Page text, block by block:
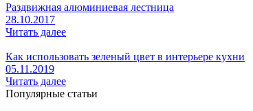
Раздвижная алюминиевая лестница
28.10.2017
Читать далее
Как использовать зеленый цвет в интерьере кухни
05.11.2019
Читать далее
Популярные статьи